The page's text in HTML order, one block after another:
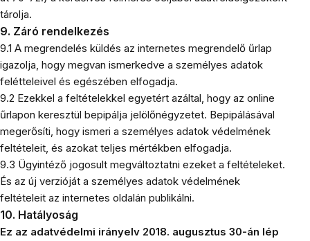
tárolja.
9. Záró rendelkezés
9.1 A megrendelés küldés az internetes megrendelő űrlap
igazolja, hogy megvan ismerkedve a személyes adatok
felétteleivel és egészében elfogadja.
9.2 Ezekkel a feltételekkel egyetért azáltal, hogy az online
űrlapon keresztül bepipálja jelölőnégyzetet. Bepipálásával
megerősíti, hogy ismeri a személyes adatok védelmének
feltételeit, és azokat teljes mértékben elfogadja.
9.3 Ügyintéző jogosult megváltoztatni ezeket a feltételeket.
És az új verzióját a személyes adatok védelmének
feltételeit az internetes oldalán publikálni.
10. Hatályoság
Ez az adatvédelmi irányelv 2018. augusztus 30-án lép